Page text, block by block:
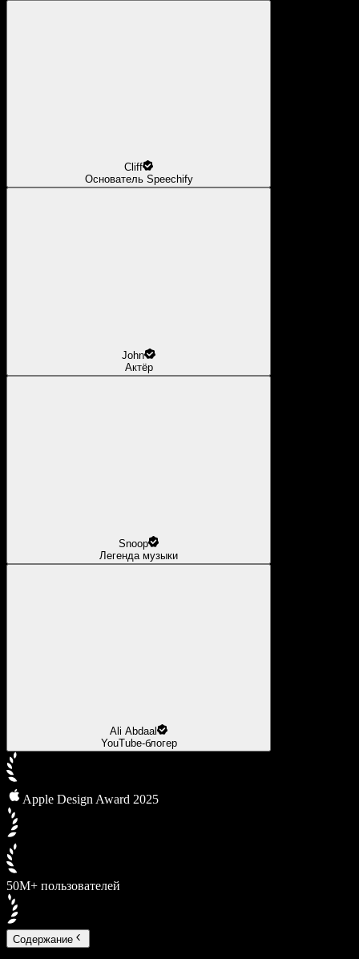
Cliff
Основатель Speechify
John
Актёр
Snoop
Легенда музыки
Ali Abdaal
YouTube-блогер
Apple Design Award 2025
50М+ пользователей
Содержание